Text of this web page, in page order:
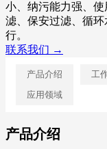
小、纳污能力强、
滤、保安过滤、循
行。
联系我们 →
产品介绍 工
应用领域
产品介绍